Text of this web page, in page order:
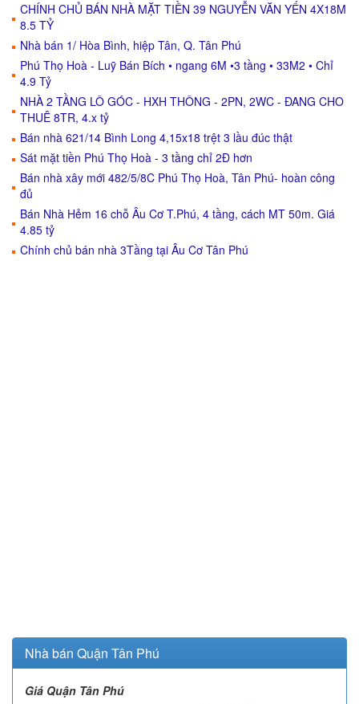
CHÍNH CHỦ BÁN NHÀ MẶT TIỀN 39 NGUYỄN VĂN YẾN 4X18M
8.5 TỶ
Nhà bán 1/ Hòa Bình, hiệp Tân, Q. Tân Phú
Phú Thọ Hoà - Luỹ Bán Bích • ngang 6M •3 tầng • 33M2 • Chỉ
4.9 Tỷ
NHÀ 2 TẦNG LÔ GÓC - HXH THÔNG - 2PN, 2WC - ĐANG CHO
THUÊ 8TR, 4.x tỷ
Bán nhà 621/14 Bình Long 4,15x18 trệt 3 lầu đúc thật
Sát mặt tiền Phú Thọ Hoà - 3 tầng chỉ 2Đ hơn
Bán nhà xây mới 482/5/8C Phú Thọ Hoà, Tân Phú- hoàn công
đủ
Bán Nhà Hẻm 16 chỗ Âu Cơ T.Phú, 4 tầng, cách MT 50m. Giá
4.85 tỷ
Chính chủ bán nhà 3Tầng tại Âu Cơ Tân Phú
Nhà bán Quận Tân Phú
Giá Quận Tân Phú